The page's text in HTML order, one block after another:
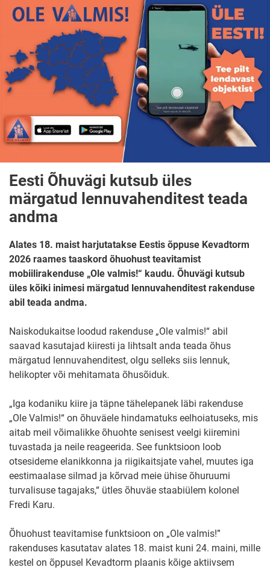
Eesti Õhuvägi kutsub üles
märgatud lennuvahenditest teada
andma
Alates 18. maist harjutatakse Eestis õppuse Kevadtorm
2026 raames taaskord õhuohust teavitamist
mobiilirakenduse „Ole valmis!“ kaudu. Õhuvägi kutsub
üles kõiki inimesi märgatud lennuvahenditest rakenduse
abil teada andma.
Naiskodukaitse loodud rakenduse „Ole valmis!“ abil
saavad kasutajad kiiresti ja lihtsalt anda teada õhus
märgatud lennuvahenditest, olgu selleks siis lennuk,
helikopter või mehitamata õhusõiduk.
„Iga kodaniku kiire ja täpne tähelepanek läbi rakenduse
„Ole Valmis!“ on õhuväele hindamatuks eelhoiatuseks, mis
aitab meil võimalikke õhuohte senisest veelgi kiiremini
tuvastada ja neile reageerida. See funktsioon loob
otsesideme elanikkonna ja riigikaitsjate vahel, muutes iga
eestimaalase silmad ja kõrvad meie ühise õhuruumi
turvalisuse tagajaks,“ ütles õhuväe staabiülem kolonel
Fredi Karu.
Õhuohust teavitamise funktsioon on „Ole valmis!”
rakenduses kasutatav alates 18. maist kuni 24. maini, mille
kestel on õppusel Kevadtorm plaanis kõige aktiivsem